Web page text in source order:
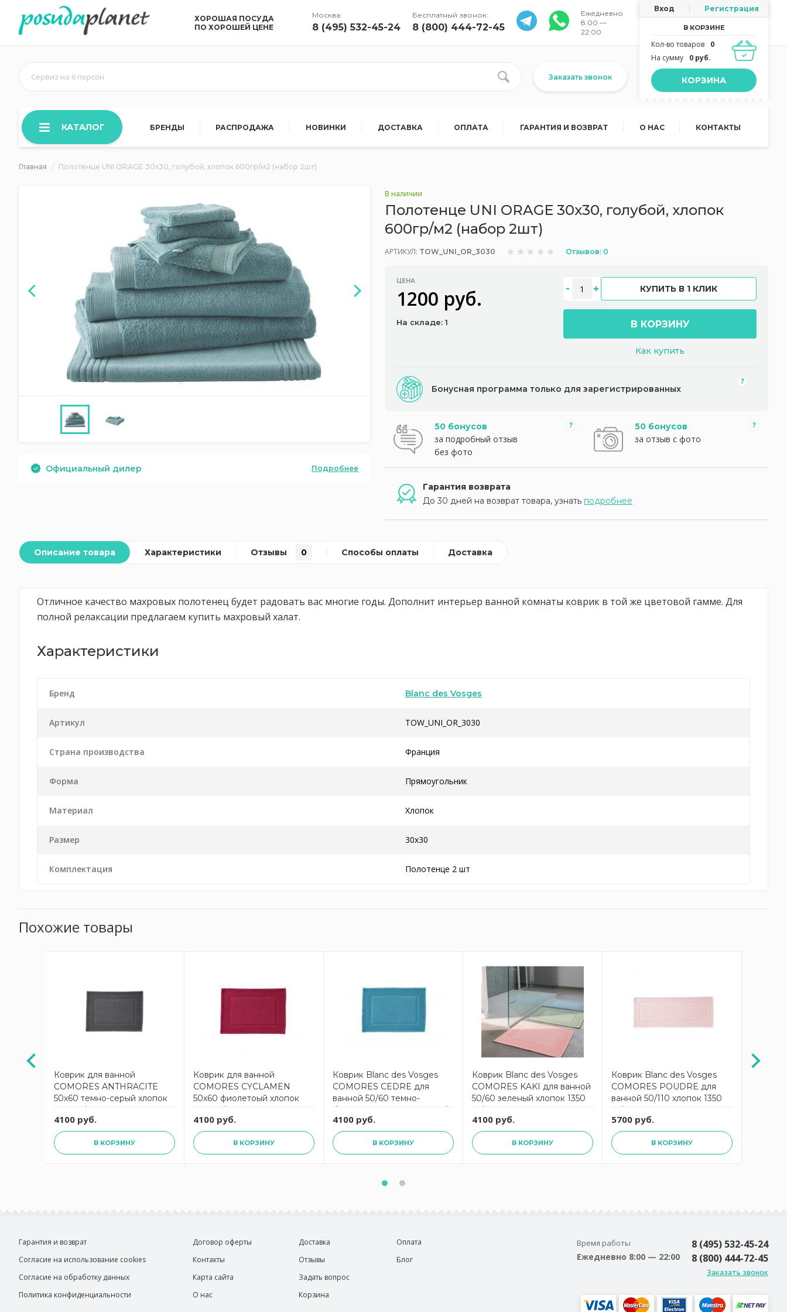
ХОРОШАЯ ПОСУДА
ПО ХОРОШЕЙ ЦЕНЕ
Москва:
8 (495) 532-45-24
Бесплатный звонок:
8 (800) 444-72-45
Ежедневно
8:00 —
22:00
Вход Регистрация
В КОРЗИНЕ
Кол-во товаров
0
На сумму
0 руб.
КОРЗИНА
Сервиз на 6 персон Заказать звонок
КАТАЛОГ БРЕНДЫ РАСПРОДАЖА НОВИНКИ ДОСТАВКА ОПЛАТА ГАРАНТИЯ И ВОЗВРАТ О НАС КОНТАКТЫ
Главная Полотенце UNI ORAGE 30х30, голубой, хлопок 600гр/м2 (набор 2шт)
Официальный дилер Подробнее
В наличии
Полотенце UNI ORAGE 30х30, голубой, хлопок
600гр/м2 (набор 2шт)
АРТИКУЛ: TOW_UNI_OR_3030 Отзывов: 0
ЦЕНА
1200 руб.
На складе: 1
КУПИТЬ В 1 КЛИК
В КОРЗИНУ
Как купить
Бонусная программа только для зарегистрированных
50 бонусов
за подробный отзыв
без фото
50 бонусов
за отзыв с фото
Гарантия возврата
До 30 дней на возврат товара, узнать подробнее
Описание товара Характеристики Отзывы 0 Способы оплаты Доставка
Отличное качество махровых полотенец будет радовать вас многие годы. Дополнит интерьер ванной комнаты коврик в той же цветовой гамме. Для
полной релаксации предлагаем купить махровый халат.
Характеристики
Бренд Blanc des Vosges
Артикул TOW_UNI_OR_3030
Страна производства Франция
Форма Прямоугольник
Материал Хлопок
Размер 30x30
Комплектация Полотенце 2 шт
Похожие товары
Коврик для ванной
COMORES ANTHRACITE
50х60 темно-серый хлопок
1350 гр/м2
4100 руб.
В КОРЗИНУ
Коврик для ванной
COMORES CYCLAMEN
50х60 фиолетоый хлопок
1350 гр/м2
4100 руб.
В КОРЗИНУ
Коврик Blanc des Vosges
COMORES CEDRE для
ванной 50/60 темно-
бирюзовый хлопок 1350 гр/
м2
4100 руб.
В КОРЗИНУ
Коврик Blanc des Vosges
COMORES KAKI для ванной
50/60 зеленый хлопок 1350
гр/м2
4100 руб.
В КОРЗИНУ
Коврик Blanc des Vosges
COMORES POUDRE для
ванной 50/110 хлопок 1350
гр/м2
5700 руб.
В КОРЗИНУ
Гарантия и возврат
Согласие на использование cookies
Согласие на обработку данных
Политика конфиденциальности
Договор оферты
Контакты
Карта сайта
О нас
Доставка
Отзывы
Задать вопрос
Корзина
Оплата
Блог
Время работы
Ежедневно 8:00 — 22:00
8 (495) 532-45-24
8 (800) 444-72-45
Заказать звонок